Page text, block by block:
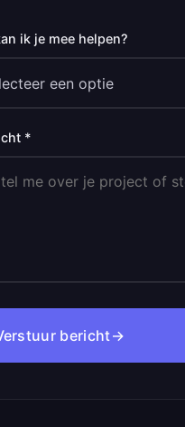
ik je mee helpen?
*
bericht→